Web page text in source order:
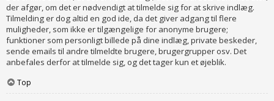
der afgør, om det er nødvendigt at tilmelde sig for at skrive indlæg.
Tilmelding er dog altid en god ide, da det giver adgang til flere
muligheder, som ikke er tilgængelige for anonyme brugere;
funktioner som personligt billede på dine indlæg, private beskeder,
sende emails til andre tilmeldte brugere, brugergrupper osv. Det
anbefales derfor at tilmelde sig, og det tager kun et øjeblik.
Top